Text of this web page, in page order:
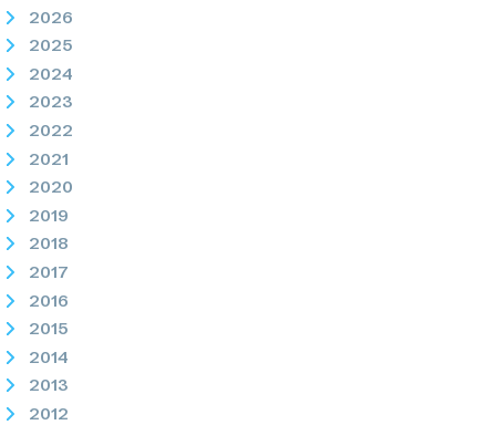
2026
2025
2024
2023
2022
2021
2020
2019
2018
2017
2016
2015
2014
2013
2012